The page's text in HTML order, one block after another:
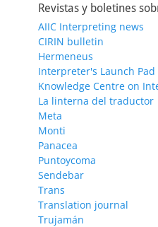
Revistas y boletines
AIIC Interpreting news
CIRIN bulletin
Hermeneus
Interpreter's Launch Pad
Knowledge Centre on
La linterna del traductor
Meta
Monti
Panacea
Puntoycoma
Sendebar
Trans
Translation journal
Trujamán